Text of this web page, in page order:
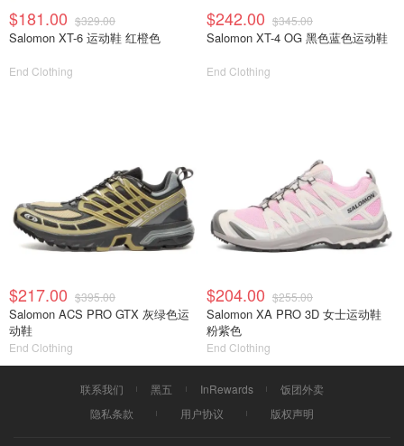
$181.00 $329.00
Salomon XT-6 运动鞋 红橙色
End Clothing
$242.00 $345.00
Salomon XT-4 OG 黑色蓝色运动鞋
End Clothing
$217.00 $395.00
Salomon ACS PRO GTX 灰绿色运
动鞋
End Clothing
$204.00 $255.00
Salomon XA PRO 3D 女士运动鞋
粉紫色
End Clothing
联系我们 黑五 InRewards
饭团外卖
隐私条款
用户协议 版权声明